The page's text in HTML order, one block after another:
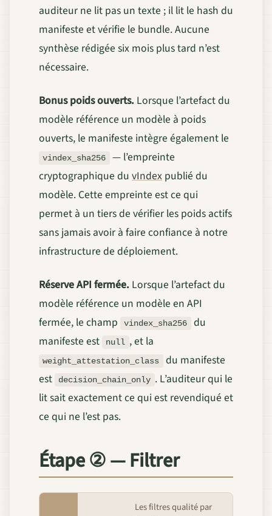
auditeur ne lit pas un texte ; il lit le hash du
manifeste et vérifie le bundle. Aucune
synthèse rédigée six mois plus tard n’est
nécessaire.
Bonus poids ouverts. Lorsque l’artefact du
modèle référence un modèle à poids
ouverts, le manifeste intègre également le
vindex_sha256
— l’empreinte
cryptographique du vIndex publié du
modèle. Cette empreinte est ce qui
permet à un tiers de vérifier les poids actifs
sans jamais avoir à faire confiance à notre
infrastructure de déploiement.
Réserve API fermée. Lorsque l’artefact du
modèle référence un modèle en API
fermée, le champ
vindex_sha256
du
manifeste est
null , et la
weight_attestation_class
du manifeste
est
decision_chain_only . L’auditeur qui le
lit sait exactement ce qui est revendiqué et
ce qui ne l’est pas.
Étape ② — Filtrer
Les filtres qualité par